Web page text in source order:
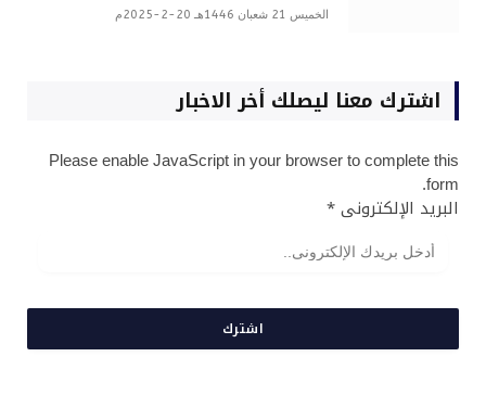
الخميس 21 شعبان 1446هـ 20-2-2025م
اشترك معنا ليصلك أخر الاخبار
Please enable JavaScript in your browser to complete this
form.
البريد الإلكترونى*
اشترك